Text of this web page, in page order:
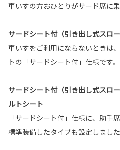
車いすの方おひとりがサード席に
サードシート付（引き出し式スロ
車いすをご利用にならないときは
トの「サードシート付」仕様です。
サードシート付（引き出し式スロ
ルトシート
「サードシート付」仕様に、助手
標準装備したタイプも設定しました